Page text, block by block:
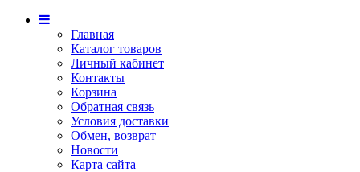
Главная
Каталог товаров
Личный кабинет
Контакты
Корзина
Обратная связь
Условия доставки
Обмен, возврат
Новости
Карта сайта